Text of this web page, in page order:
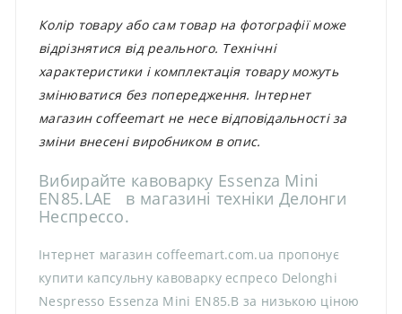
Колір товару або сам товар на фотографії може
відрізнятися від реального. Технічні
характеристики і комплектація товару можуть
змінюватися без попередження. Інтернет
магазин coffeemart не несе відповідальності за
зміни внесені виробником в опис.
Вибирайте кавоварку Essenza Mini
EN85.LAE в магазині техніки Делонги
Неспрессо.
Інтернет магазин coffeemart.com.ua пропонує
купити капсульну кавоварку еспресо Delonghi
Nespresso Essenza Mini EN85.B за низькою ціною